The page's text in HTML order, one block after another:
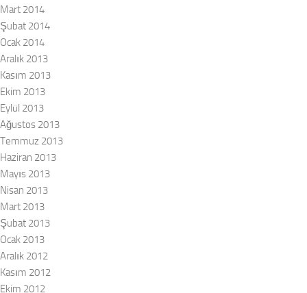
Mart 2014
Şubat 2014
Ocak 2014
Aralık 2013
Kasım 2013
Ekim 2013
Eylül 2013
Ağustos 2013
Temmuz 2013
Haziran 2013
Mayıs 2013
Nisan 2013
Mart 2013
Şubat 2013
Ocak 2013
Aralık 2012
Kasım 2012
Ekim 2012